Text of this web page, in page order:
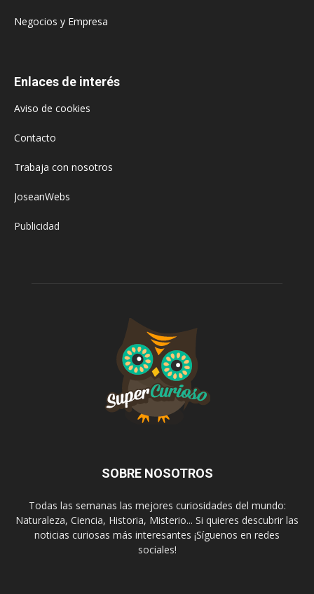
Negocios y Empresa
Enlaces de interés
Aviso de cookies
Contacto
Trabaja con nosotros
JoseanWebs
Publicidad
SOBRE NOSOTROS
Todas las semanas las mejores curiosidades del mundo:
Naturaleza, Ciencia, Historia, Misterio... Si quieres descubrir las
noticias curiosas más interesantes ¡Síguenos en redes
sociales!